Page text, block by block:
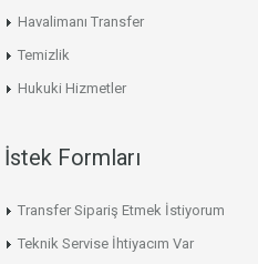
Havalimanı Transfer
Temizlik
Hukuki Hizmetler
İstek Formları
Transfer Sipariş Etmek İstiyorum
Teknik Servise İhtiyacım Var